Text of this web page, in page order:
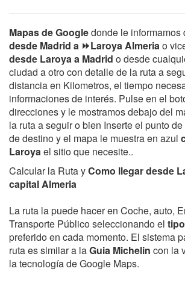
Mapas de Googledonde le informamos
desde Madrid a ⏩Laroya Almeriao
desde Laroya a Madrid o desde
ciudad a otro con detalle de la ruta a
distancia en Kilometros, el tiempo
informaciones de interés. Pulse en el
direcciones y le mostramos debajo del
la ruta a seguir o bien Inserte el punto
de destino y el mapa le muestra en azul
Laroyael sitio que necesite..
Calcular la Ruta yComo llegar desde
capital Almeria
La ruta la puede hacer en Coche, auto,
Transporte Público seleccionando el
preferido en cada momento. El sistema
ruta es similar a laGuia Michelin con la
la tecnología de Google Maps.